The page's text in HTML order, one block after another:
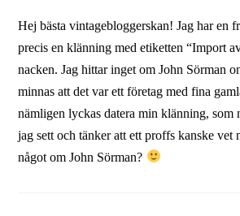
Hej bästa vintagebloggerskan! Jag har en
precis en klänning med etiketten “Import
nacken. Jag hittar inget om John Sörman
minnas att det var ett företag med fina
nämligen lyckas datera min klänning, som
jag sett och tänker att ett proffs kanske vet
något om John Sörman?